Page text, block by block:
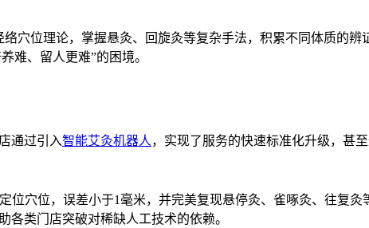
位理论，掌握悬灸、回旋灸等复杂手法，积累不同体质的辨
难、留人更难”的困境。
通过引入智能艾灸机器人 ，实现了服务的快速标准化升级，甚
穴位，误差小于1毫米，并完美复现悬停灸、雀啄灸、往复灸
类门店突破对稀缺人工技术的依赖。